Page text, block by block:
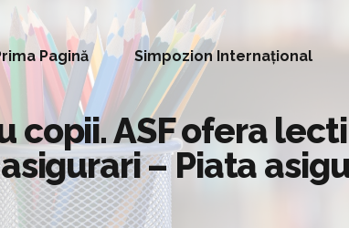
Pagină Simpozion Internațional
copii. ASF ofera
– Piata